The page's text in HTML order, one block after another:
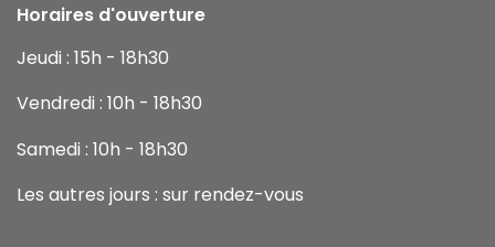
Horaires d'ouverture
Jeudi : 15h - 18h30
Vendredi : 10h - 18h30
Samedi : 10h - 18h30
Les autres jours : sur rendez-vous